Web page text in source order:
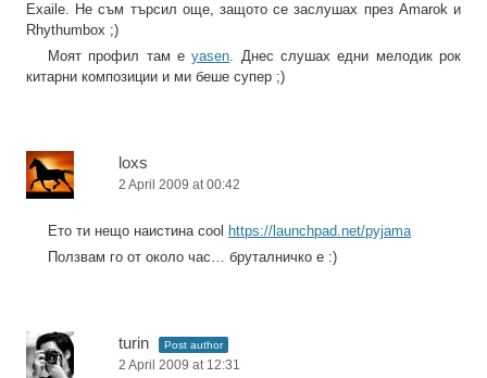
Exaile. Не съм търсил още, защото се заслушах през Amarok и
Rhythumbox ;)
Моят профил там еyasen. Днес слушах едни мелодик рок
китарни композиции и ми беше супер ;)
loxs
2 April 2009 at 00:42
Ето ти нещо наистина cool https://launchpad.net/pyjama
Ползвам го от около час… бруталничко е :)
turin Post author
2 April 2009 at 12:31